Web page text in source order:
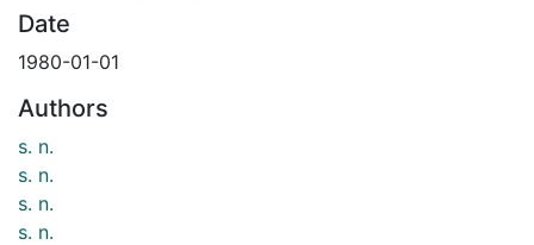
Date
1980-01-01
Authors
s. n.
s. n.
s. n.
s. n.